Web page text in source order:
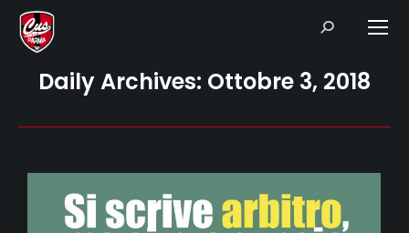
Search:
Daily Archives: Ottobre 3, 2018